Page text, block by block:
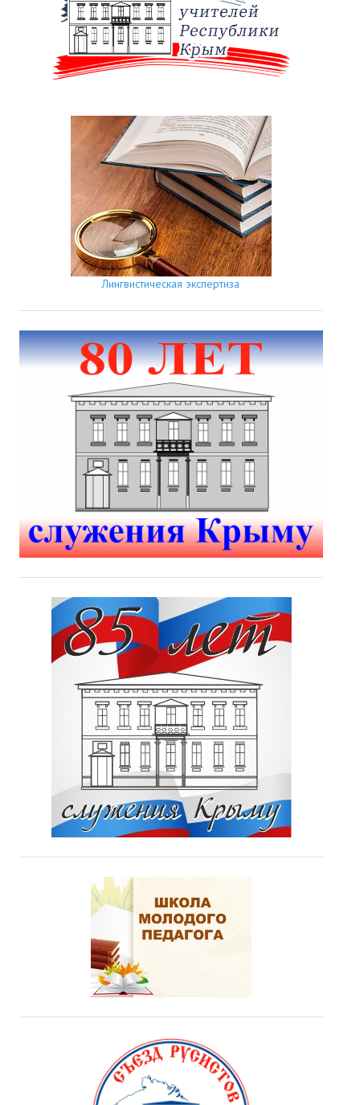
Лингвистическая экспертиза